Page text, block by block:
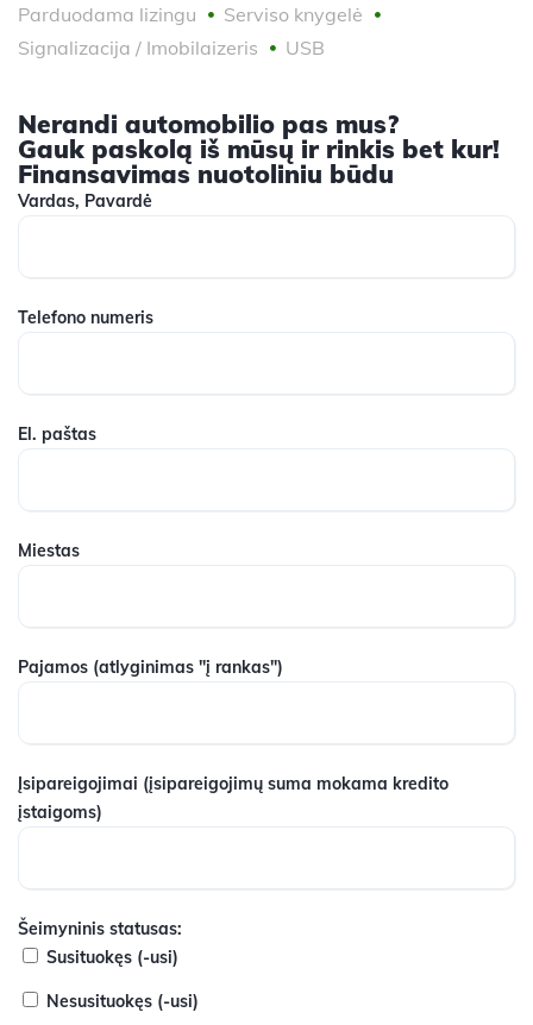
Parduodama lizingu
Serviso knygelė
Signalizacija / Imobilaizeris
USB
Nerandi automobilio pas mus?
Gauk paskolą iš mūsų ir rinkis bet kur!
Finansavimas nuotoliniu būdu
Vardas, Pavardė
Telefono numeris
El. paštas
Miestas
Pajamos (atlyginimas "į rankas")
Įsipareigojimai (įsipareigojimų suma mokama kredito
įstaigoms)
Šeimyninis statusas:
Susituokęs (-usi)
Nesusituokęs (-usi)